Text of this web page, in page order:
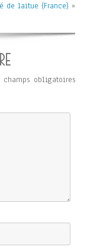
de laitue (France) »
champs obligatoires